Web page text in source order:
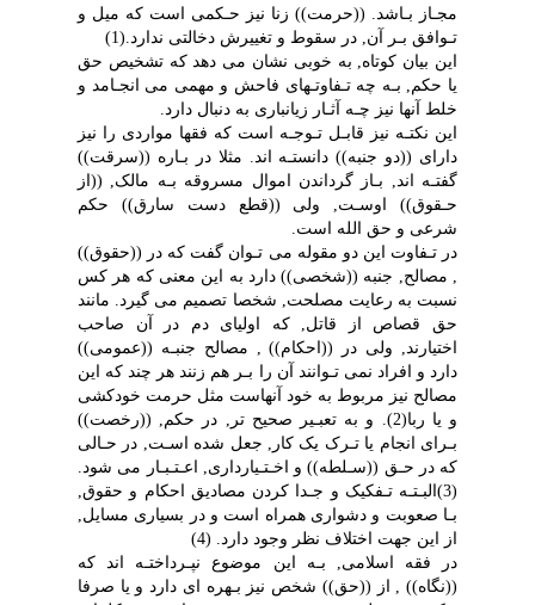
مجـاز بـاشد. ((حرمت)) زنا نیز حـکمى است که میل و
تـوافق بـر آن, در سقوط و تغییرش دخالتى ندارد.(1)
این بیان کوتاه, به خوبى نشان مى دهد که تشخیص حق
یا حکم, بـه چه تـفاوتـهاى فاحش و مهمى مى انجـامد و
خلط آنها نیز چـه آثـار زیانبارى به دنبال دارد.
این نکتـه نیز قابـل تـوجـه است که فقها مواردى را نیز
داراى ((دو جنبه)) دانستـه اند. مثلا در بـاره ((سرقت))
گفتـه اند, بـاز گرداندن اموال مسروقه بـه مالک, ((از
حـقوق)) اوسـت, ولى ((قطع دست سارق)) حکم
شرعى و حق الله است.
در تـفاوت این دو مقوله مى تـوان گفت که در ((حقوق))
, مصالح, جنبه ((شخصى)) دارد به این معنى که هر کس
نسبت به رعایت مصلحت, شخصا تصمیم مى گیرد. مانند
حق قصاص از قاتل, که اولیاى دم در آن صاحب
اختیارند, ولى در ((احکام)) , مصالح جنبـه ((عمومى))
دارد و افراد نمى تـوانند آن را بـر هم زنند هر چند که این
مصالح نیز مربوط به خود آنهاست مثل حرمت خودکشى
و یا ربا(2). و به تعبـیر صحیح تر, در حکم, ((رخصت))
بـراى انجام یا تـرک یک کار, جعل شده اسـت, در حـالى
که در حـق ((سـلطه)) و اخـتـیاردارى, اعـتـبـار مى شود.
(3)البـتـه تـفکیک و جـدا کردن مصادیق احکام و حقوق,
بـا صعوبت و دشوارى همراه است و در بسیارى مسایل,
از این جهت اختلاف نظر وجود دارد. (4)
در فقه اسلامى, بـه این موضوع نپـرداختـه اند که
((نگاه)) , از ((حق)) شخص نیز بـهره اى دارد و یا صرفا